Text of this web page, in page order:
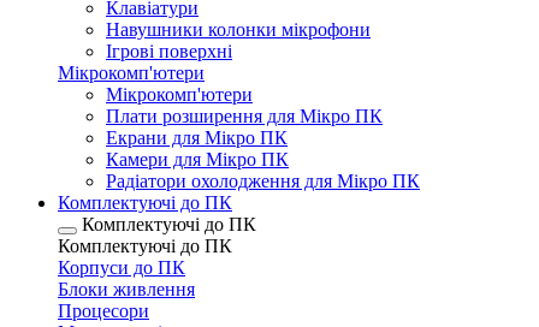
Клавіатури
Навушники колонки мікрофони
Ігрові поверхні
Мікрокомп'ютери
Мікрокомп'ютери
Плати розширення для Мікро ПК
Екрани для Мікро ПК
Камери для Мікро ПК
Радіатори охолодження для Мікро ПК
Комплектуючі до ПК
Комплектуючі до ПК
Комплектуючі до ПК
Корпуси до ПК
Блоки живлення
Процесори